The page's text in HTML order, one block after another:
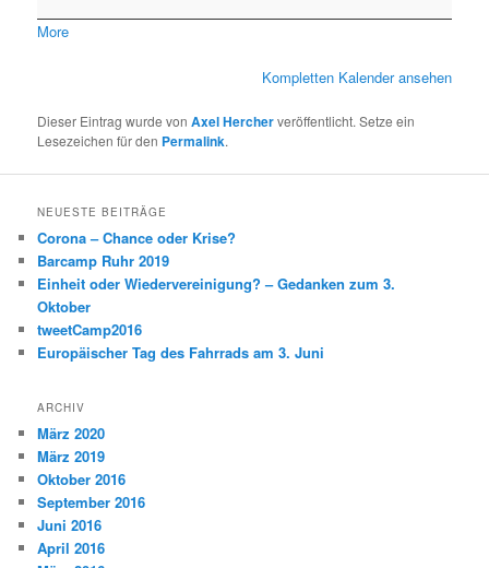
Moreabout
Kompletten Kalender ansehen
Dieser Eintrag wurde vonAxel Hercherveröffentlicht. Setze ein
Lesezeichen für den Permalink.
NEUESTE BEITRÄGE
Corona – Chance oder Krise?
Barcamp Ruhr 2019
Einheit oder Wiedervereinigung? – Gedanken zum 3.
Oktober
tweetCamp2016
Europäischer Tag des Fahrrads am 3. Juni
ARCHIV
März 2020
März 2019
Oktober 2016
September 2016
Juni 2016
April 2016